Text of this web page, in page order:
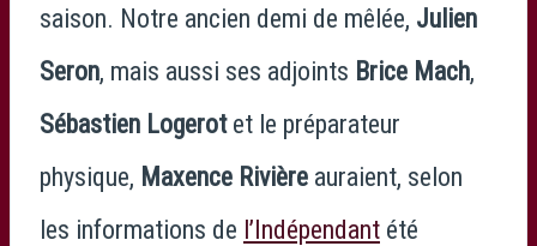
saison. Notre ancien demi de mêlée, Julien
Seron, mais aussi ses adjoints Brice Mach,
Sébastien Logerotet le préparateur
physique, Maxence Rivière auraient, selon
les informations de l’Indépendant été